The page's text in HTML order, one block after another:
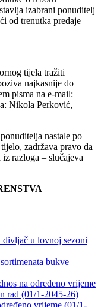
izabrani ponuditelj
od trenutka predaje
tijela tražiti
najkasnije do
pisma na e-mail:
Nikola Perković,
nastale po
zadržava pravo da
razloga – slučajeva
u lovnoj sezoni
bukve
na određeno vrijeme
rad (01/1-2045-26)
vrijeme (01/1-